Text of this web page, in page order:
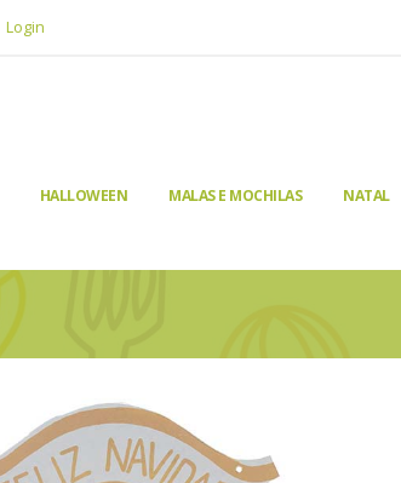
Login
HALLOWEEN MALAS E MOCHILAS NATAL